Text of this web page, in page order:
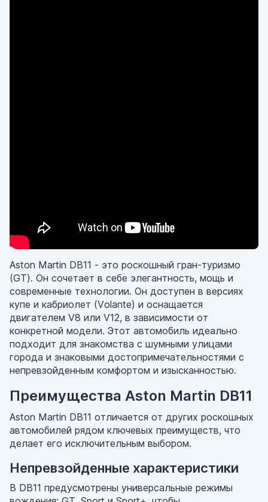
Aston Martin DB11 - это роскошный гран-туризмо
(GT). Он сочетает в себе элегантность, мощь и
современные технологии. Он доступен в версиях
купе и кабриолет (Volante) и оснащается
двигателем V8 или V12, в зависимости от
конкретной модели. Этот автомобиль идеально
подходит для знакомства с шумными улицами
города и знаковыми достопримечательностями с
непревзойденным комфортом и изысканностью.
Преимущества Aston Martin DB11
Aston Martin DB11 отличается от других роскошных
автомобилей рядом ключевых преимуществ, что
делает его исключительным выбором.
Непревзойденные характеристики
В DB11 предусмотрены универсальные режимы